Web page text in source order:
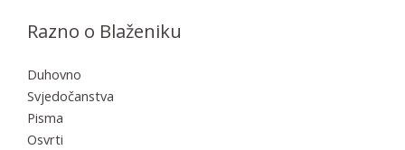
Razno o Blaženiku
Duhovno
Svjedočanstva
Pisma
Osvrti